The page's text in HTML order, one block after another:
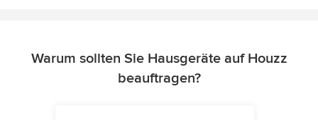
Warum sollten Sie Hausgeräte auf Houzz
beauftragen?